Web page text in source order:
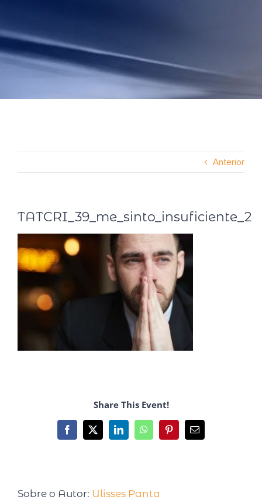
Anterior
TATCRI_39_me_sinto_insuficiente_2
Share This Event!
Sobre o Autor: Ulisses Panta